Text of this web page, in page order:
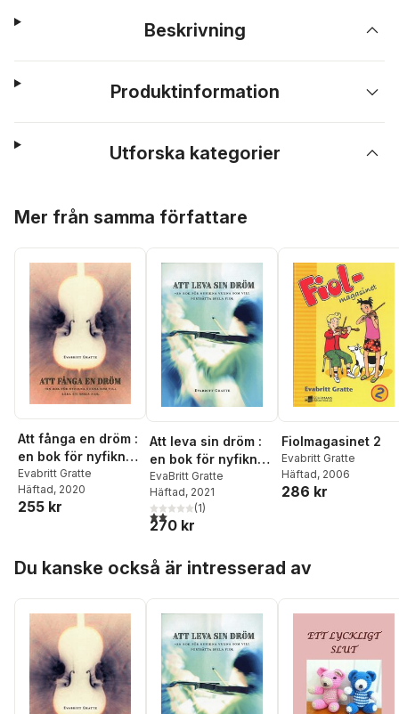
Beskrivning
Produktinformation
Utforska kategorier
Mer från samma författare
Att fånga en dröm :
en bok för nyfikna
vuxna som vill lära
sig spela fiol
Evabritt Gratte
Häftad, 2020
255 kr
Att leva sin dröm :
en bok för nyfikna
vuxna som vill
fortsätta spela fiol
EvaBritt Gratte
Häftad, 2021
2,0utav 5 stjärnor. Totalt antal röster:
(1)
270 kr
Fiolmagasinet 2
Evabritt Gratte
Häftad, 2006
286 kr
Du kanske också är intresserad av